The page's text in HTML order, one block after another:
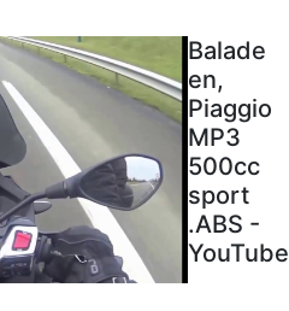
Balade
en,
Piaggio
MP3
500cc
sport
.ABS -
YouTube